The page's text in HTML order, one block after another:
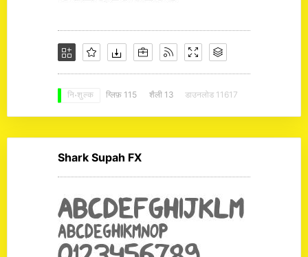
नि: शुल्क ग्लिफ़ 115 शैली 13 डाउनलोड 11617
Shark Supah FX